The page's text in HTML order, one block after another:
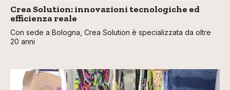
Crea Solution: innovazioni tecnologiche ed
efficienza reale
Con sede a Bologna, Crea Solution è specializzata da oltre
20 anni